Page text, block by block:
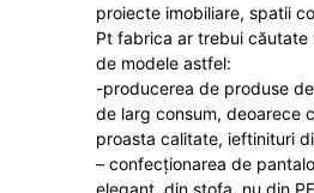
proiecte imobiliare, spatii
Pt fabrica ar trebui
de modele astfel:
-producerea de produse
de larg consum, deoarece
proasta calitate, ieftinituri
– confecționarea de
elegant, din stofa, nu din